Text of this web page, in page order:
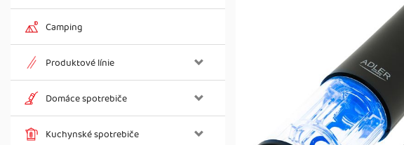
Camping
Produktové línie
Domáce spotrebiče
Kuchynské spotrebiče